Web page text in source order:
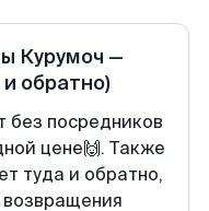
Курумоч —
и обратно)
без посредников
цене🙌. Также
туда и обратно,